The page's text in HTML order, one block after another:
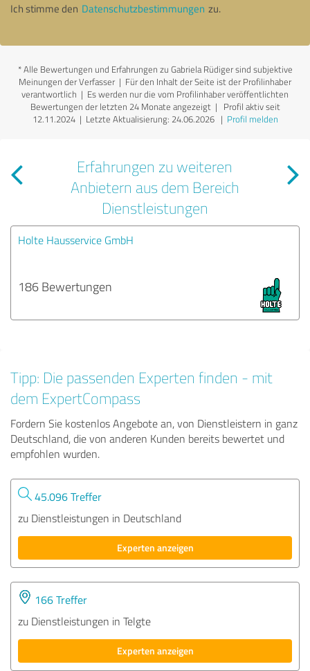
Ich stimme den Datenschutzbestimmungen zu.
*Alle Bewertungen und Erfahrungen zu Gabriela Rüdiger sind subjektive
Meinungen der Verfasser | Für den Inhalt der Seite ist der Profilinhaber
verantwortlich | Es werden nur die vom Profilinhaber veröffentlichten
Bewertungen der letzten 24 Monate angezeigt | Profil aktiv seit
12.11.2024 | Letzte Aktualisierung: 24.06.2026| Profil melden
Erfahrungen zu weiteren
Anbietern aus dem Bereich
Dienstleistungen
Holte Hausservice GmbH
186 Bewertungen
Tipp: Die passenden Experten finden - mit
dem ExpertCompass
Fordern Sie kostenlos Angebote an, von Dienstleistern in ganz
Deutschland, die von anderen Kunden bereits bewertet und
empfohlen wurden.
45.096 Treffer
zu Dienstleistungen in Deutschland
Experten anzeigen
166 Treffer
zu Dienstleistungen in Telgte
Experten anzeigen